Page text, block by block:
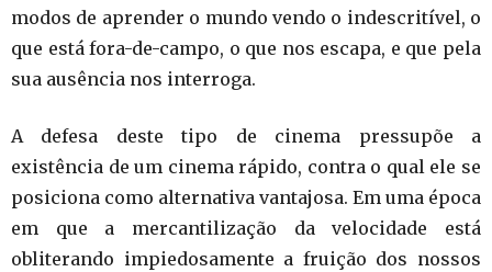
modos de aprender o mundo vendo o indescritível, o
que está fora-de-campo, o que nos escapa, e que pela
sua ausência nos interroga.
A defesa deste tipo de cinema pressupõe a
existência de um cinema rápido, contra o qual ele se
posiciona como alternativa vantajosa. Em uma época
em que a mercantilização da velocidade está
obliterando impiedosamente a fruição dos nossos